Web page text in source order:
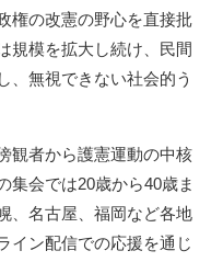
権の改憲の野心を直接批
規模を拡大し続け、民間
、無視できない社会的う
観者から護憲運動の中核
集会では20歳から40歳ま
、名古屋、福岡など各地
イン配信での応援を通じ